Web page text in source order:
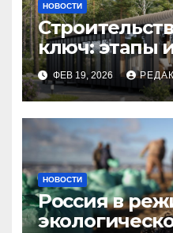
НОВОСТИ
ключ: этапы
ФЕВ 19, 2026
НОВОСТИ
Россия в